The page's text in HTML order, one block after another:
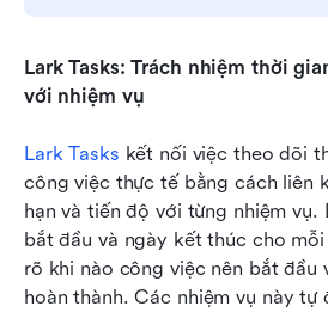
Lark Tasks: Trách nhiệm thời
với nhiệm vụ
Lark Tasks kết nối việc theo dõi
công việc thực tế bằng cách liên
hạn và tiến độ với từng nhiệm vụ.
bắt đầu và ngày kết thúc cho
rõ khi nào công việc nên bắt đầu
hoàn thành. Các nhiệm vụ này tự